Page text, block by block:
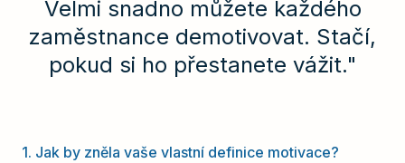
Velmi snadno můžete každého
zaměstnance demotivovat. Stačí,
pokud si ho přestanete vážit."
1. Jak by zněla vaše vlastní definice motivace?